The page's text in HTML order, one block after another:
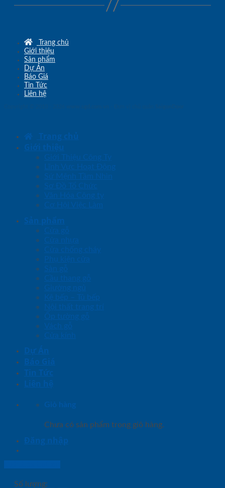
Trang chủ
Giới thiệu
Sản phẩm
Dự Án
Báo Giá
Tin Tức
Liên hệ
Trang chủ
Giới thiệu
Giới Thiệu Công Ty
Lĩnh Vực Hoạt Động
Sứ Mệnh Tầm Nhìn
Sơ Đồ Tổ Chức
Văn Hóa Công ty
Cơ Hội Việc Làm
Sản phẩm
Cửa gỗ
Cửa nhựa
Cửa chống cháy
Phụ kiện cửa
Sàn gỗ
Cầu thang gỗ
Giường ngủ
Kệ bếp – Tủ bếp
Nội thất trang trí
Ốp tường gỗ
Vách gỗ
Cửa kính
Dự Án
Báo Giá
Tin Tức
Liên hệ
Giỏ hàng
Chưa có sản phẩm trong giỏ hàng.
Đăng nhập
Số lượng: